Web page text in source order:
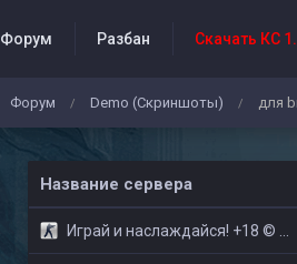
Форум Разбан Скачать КС
События проекта
Форум / Demo (Скриншоты) / для
Название сервера
Играй и наслаждайся! +18 © Public